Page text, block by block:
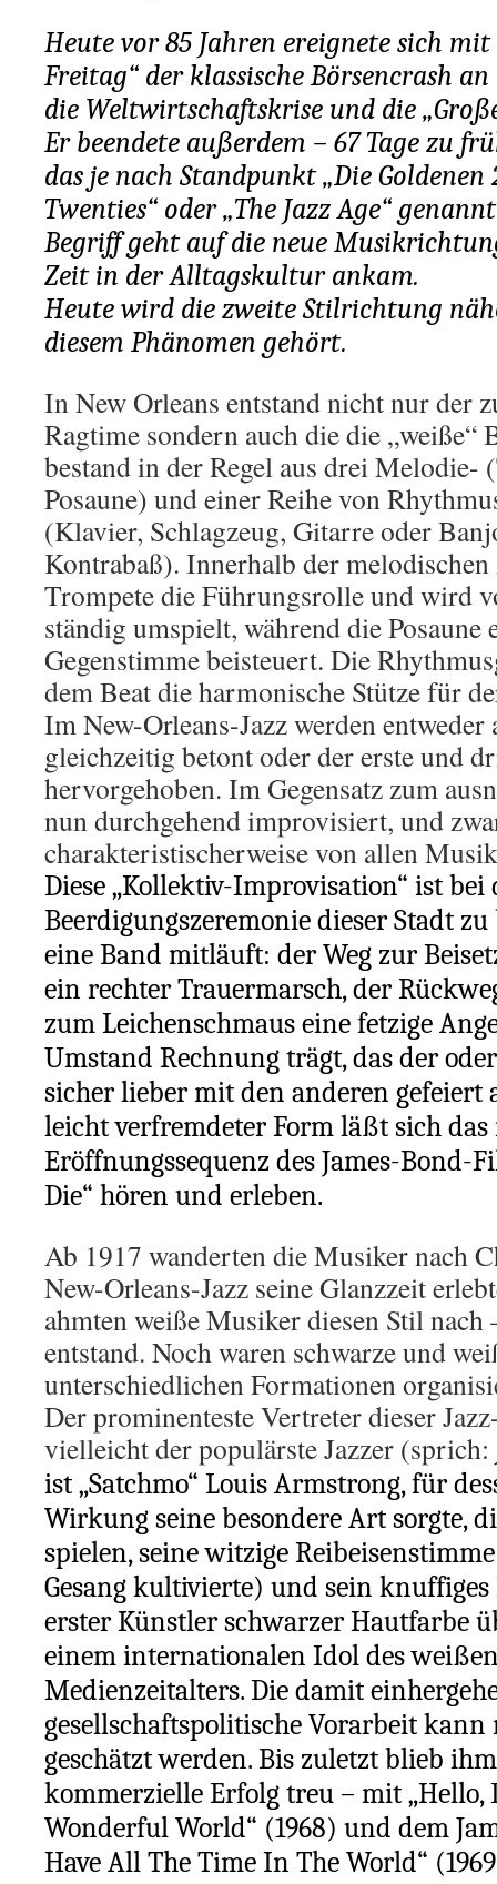
Heute vor 85 Jahren ereignete sich mit
Freitag“ der klassische Börsencrash
die Weltwirtschaftskrise und die
Er beendete außerdem – 67 Tage zu
das je nach Standpunkt „Die Goldenen
Twenties“ oder „The Jazz Age“
Begriff geht auf die neue
Zeit in der Alltagskultur ankam.
Heute wird die zweite Stilrichtung
diesem Phänomen gehört.
In New Orleans entstand nicht nur der
Ragtime sondern auch die die „weiße“
bestand in der Regel aus drei Melodie-
Posaune) und einer Reihe von
(Klavier, Schlagzeug, Gitarre oder
Kontrabaß). Innerhalb der
Trompete die Führungsrolle und wird
ständig umspielt, während die Posaune
Gegenstimme beisteuert. Die
dem Beat die harmonische Stütze für
Im New-Orleans-Jazz werden entweder
gleichzeitig betont oder der erste und
hervorgehoben. Im Gegensatz zum
nun durchgehend improvisiert, und
charakteristischerweise von allen
Diese „Kollektiv-Improvisation“ ist bei
Beerdigungszeremonie dieser Stadt
eine Band mitläuft: der Weg zur
ein rechter Trauermarsch, der
zum Leichenschmaus eine fetzige
Umstand Rechnung trägt, das der
sicher lieber mit den anderen gefeiert
leicht verfremdeter Form läßt sich
Eröffnungssequenz des James-Bond-
Die“ hören und erleben.
Ab 1917 wanderten die Musiker nach
New-Orleans-Jazz seine Glanzzeit
ahmten weiße Musiker diesen Stil
entstand. Noch waren schwarze und
unterschiedlichen Formationen
Der prominenteste Vertreter dieser
vielleicht der populärste Jazzer (sprich:
ist „Satchmo“ Louis Armstrong, für
Wirkung seine besondere Art sorgte,
spielen, seine witzige
Gesang kultivierte) und sein
erster Künstler schwarzer Hautfarbe
einem internationalen Idol des
Medienzeitalters. Die damit
gesellschaftspolitische Vorarbeit kann
geschätzt werden. Bis zuletzt blieb
kommerzielle Erfolg treu – mit „Hello,
Wonderful World“ (1968) und dem
Have All The Time In The World“